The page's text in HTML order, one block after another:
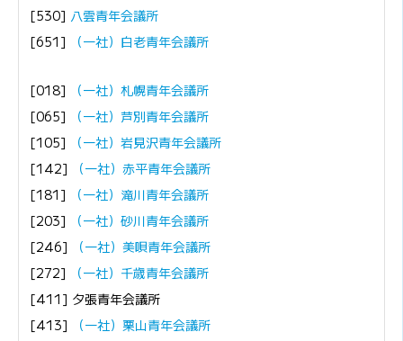
[530] 八雲青年会議所
[651]
（一社）白老青年会議所
[018]
（一社）札幌青年会議所
[065]
（一社）芦別青年会議所
[105]
（一社）岩見沢青年会議所
[142]
（一社）赤平青年会議所
[181]
（一社）滝川青年会議所
[203]
（一社）砂川青年会議所
[246]
（一社）美唄青年会議所
[272]
（一社）千歳青年会議所
[411] 夕張青年会議所
[413]
（一社）栗山青年会議所